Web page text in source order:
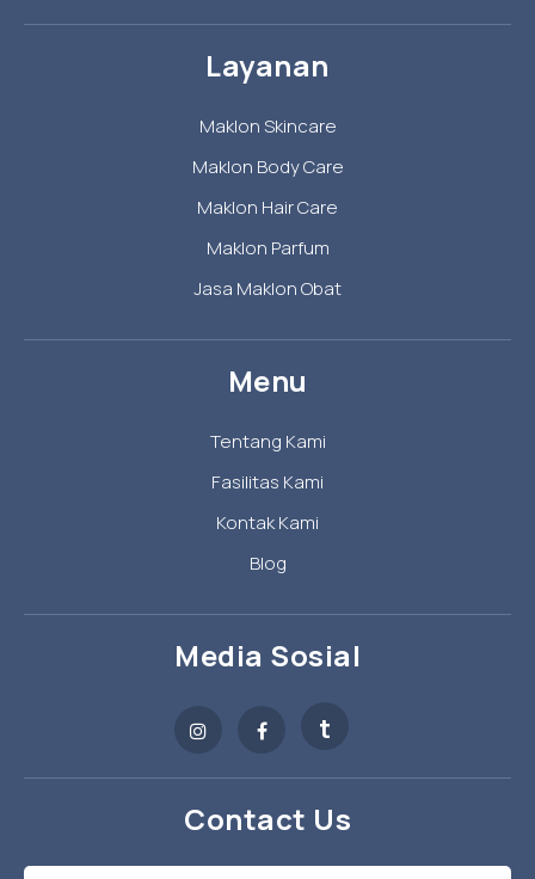
Layanan
Maklon Skincare
Maklon Body Care
Maklon Hair Care
Maklon Parfum
Jasa Maklon Obat
Menu
Tentang Kami
Fasilitas Kami
Kontak Kami
Blog
Media Sosial
t
Contact Us